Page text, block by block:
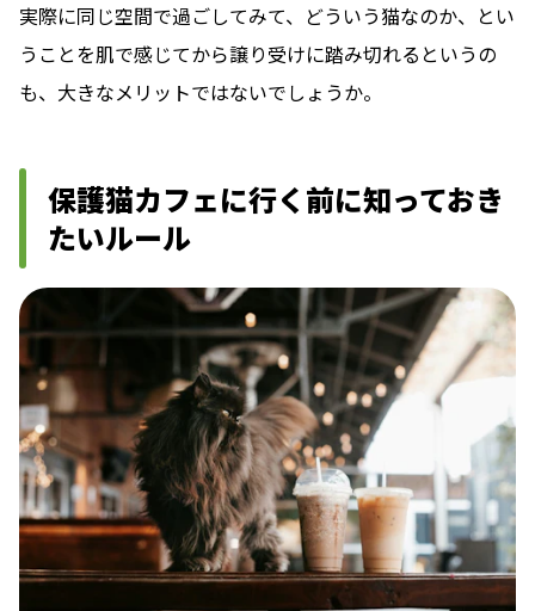
実際に同じ空間で過ごしてみて、どういう猫なのか、とい
うことを肌で感じてから譲り受けに踏み切れるというの
も、大きなメリットではないでしょうか。
保護猫カフェに行く前に知っておき
たいルール